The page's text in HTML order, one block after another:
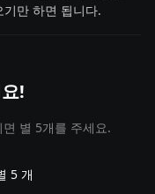
만 하면 됩니다.
!
별 5개를 주세요.
5 개